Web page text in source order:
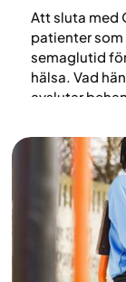
Att sluta med
patienter
semaglutid
hälsa. Vad
avslutar
om vad som
eller
utfallet.